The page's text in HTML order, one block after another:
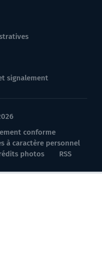
signalement
conforme
à caractère personnel
photos RSS